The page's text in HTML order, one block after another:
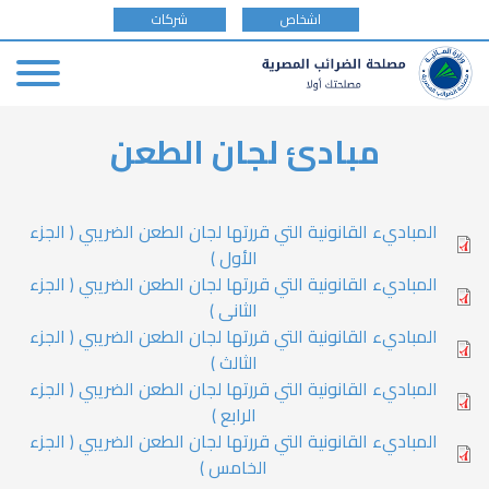
type
اشخاص شركات
مبادئ لجان الطعن
المباديء القانونية التي قررتها لجان الطعن الضريبي ( الجزء
الأول )
المباديء القانونية التي قررتها لجان الطعن الضريبي ( الجزء
الثانى )
المباديء القانونية التي قررتها لجان الطعن الضريبي ( الجزء
الثالث )
المباديء القانونية التي قررتها لجان الطعن الضريبي ( الجزء
الرابع )
المباديء القانونية التي قررتها لجان الطعن الضريبي ( الجزء
الخامس )